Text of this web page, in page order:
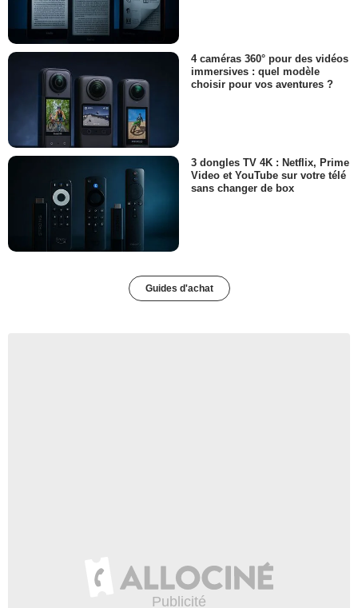
4 caméras 360° pour des vidéos
immersives : quel modèle
choisir pour vos aventures ?
3 dongles TV 4K : Netflix, Prime
Video et YouTube sur votre télé
sans changer de box
Guides d'achat